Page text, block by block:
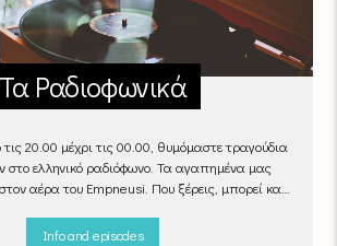
Τα Ραδιοφωνικά
20.00 μέχρι τις 00.00, θυμόμαστε τραγούδια
στο ελληνικό ραδιόφωνο. Τα αγαπημένα μας
αέρα του Empneusi. Που ξέρεις, μπορεί και
:00 – 00:00στονEmpneusi 107 FM
Info and episodes